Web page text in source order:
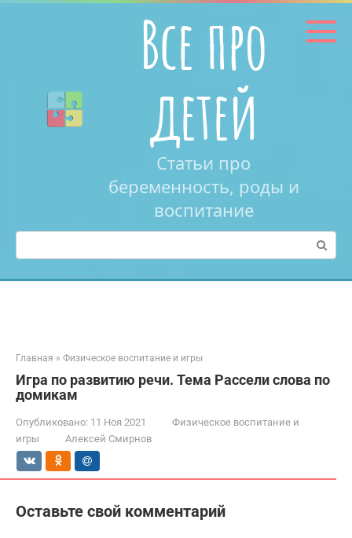
Перейти
Все про
детей
Статьи про
беременность, роды и
воспитание
Поиск:
Главная » Физическое воспитание и игры
Игра по развитию речи. Тема Рассели слова по
домикам
Опубликовано: 11 Ноя 2021
Физическое воспитание и
игры
Алексей Смирнов
Оставьте свой комментарий